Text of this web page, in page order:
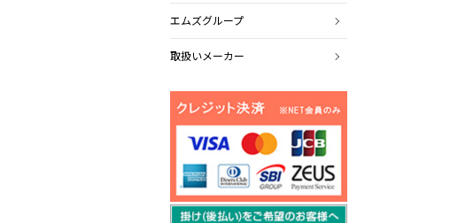
エムズグループ
取扱いメーカー